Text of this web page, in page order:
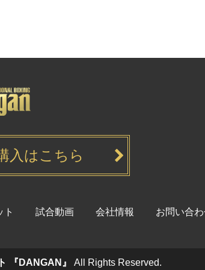
入はこちら
ト 試合動画 会社情報 お問い合
『DANGAN』 All Rights Reserved.